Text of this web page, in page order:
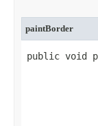
paintBorder
public void